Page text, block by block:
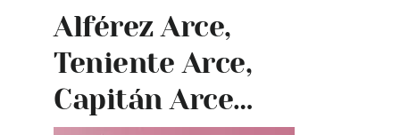
Alférez Arce,
Teniente Arce,
Capitán Arce…